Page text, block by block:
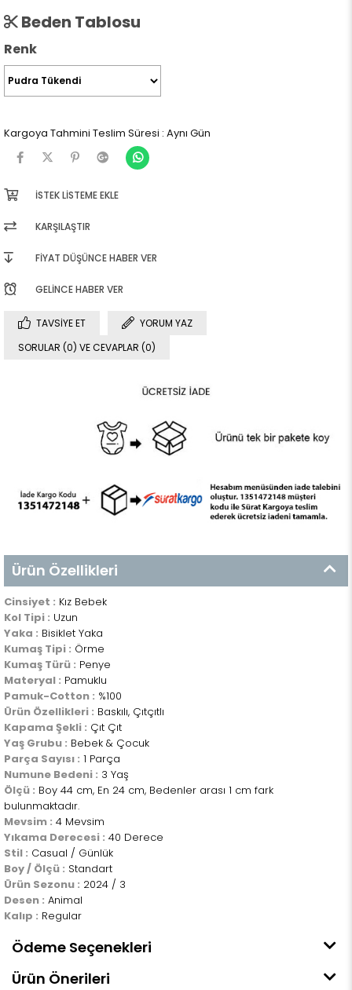
Beden Tablosu
Renk
Kargoya Tahmini Teslim Süresi : Aynı Gün
İSTEK LISTEME EKLE
KARŞILAŞTIR
FIYAT DÜŞÜNCE HABER VER
GELINCE HABER VER
TAVSIYE ET
YORUM YAZ
SORULAR (0) VE CEVAPLAR (0)
Ürün Özellikleri
Cinsiyet : Kız Bebek
Kol Tipi : Uzun
Yaka : Bisiklet Yaka
Kumaş Tipi : Örme
Kumaş Türü : Penye
Materyal : Pamuklu
Pamuk-Cotton : %100
Ürün Özellikleri : Baskılı, Çıtçıtlı
Kapama Şekli : Çıt Çıt
Yaş Grubu : Bebek & Çocuk
Parça Sayısı : 1 Parça
Numune Bedeni : 3 Yaş
Ölçü : Boy 44 cm, En 24 cm, Bedenler arası 1 cm fark
bulunmaktadır.
Mevsim : 4 Mevsim
Yıkama Derecesi : 40 Derece
Stil : Casual / Günlük
Boy / Ölçü : Standart
Ürün Sezonu : 2024 / 3
Desen : Animal
Kalıp : Regular
Ödeme Seçenekleri
Ürün Önerileri